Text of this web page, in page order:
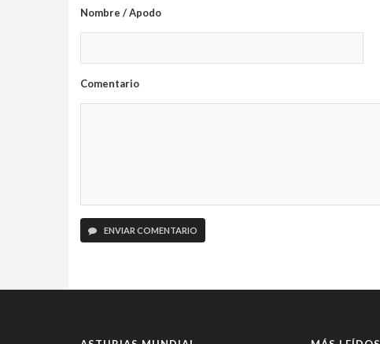
Nombre / Apodo
Comentario
ENVIAR COMENTARIO